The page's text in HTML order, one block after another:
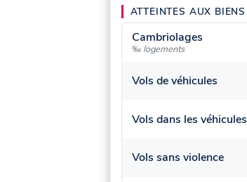
ATTEINTES AUX BIENS
Cambriolages
‰ logements
Vols de véhicules
Vols dans les véhicules
Vols sans violence